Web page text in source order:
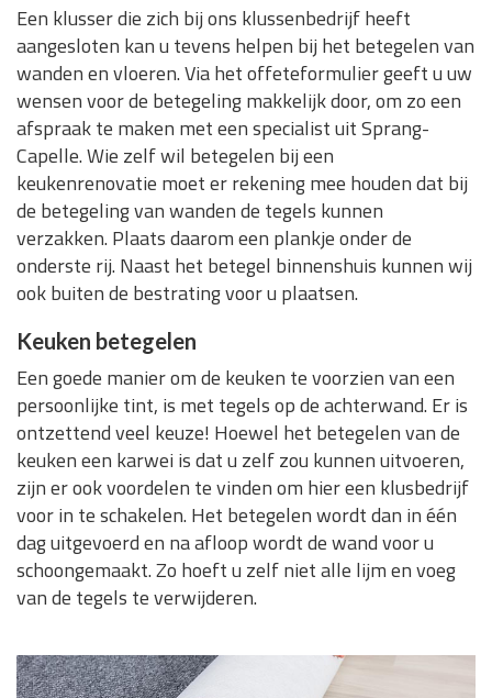
Een klusser die zich bij ons klussenbedrijf heeft
aangesloten kan u tevens helpen bij het betegelen van
wanden en vloeren. Via het offeteformulier geeft u uw
wensen voor de betegeling makkelijk door, om zo een
afspraak te maken met een specialist uit Sprang-
Capelle. Wie zelf wil betegelen bij een
keukenrenovatie moet er rekening mee houden dat bij
de betegeling van wanden de tegels kunnen
verzakken. Plaats daarom een plankje onder de
onderste rij. Naast het betegel binnenshuis kunnen wij
ook buiten de bestrating voor u plaatsen.
Keuken betegelen
Een goede manier om de keuken te voorzien van een
persoonlijke tint, is met tegels op de achterwand. Er is
ontzettend veel keuze! Hoewel het betegelen van de
keuken een karwei is dat u zelf zou kunnen uitvoeren,
zijn er ook voordelen te vinden om hier een klusbedrijf
voor in te schakelen. Het betegelen wordt dan in één
dag uitgevoerd en na afloop wordt de wand voor u
schoongemaakt. Zo hoeft u zelf niet alle lijm en voeg
van de tegels te verwijderen.